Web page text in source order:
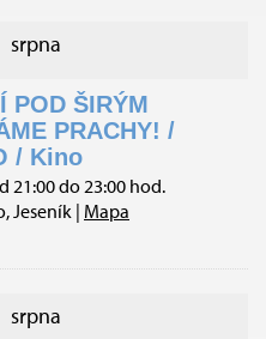
srpna
POD ŠIRÝM
PRACHY! /
/ Kino
21:00 do 23:00 hod.
Jeseník | Mapa
srpna